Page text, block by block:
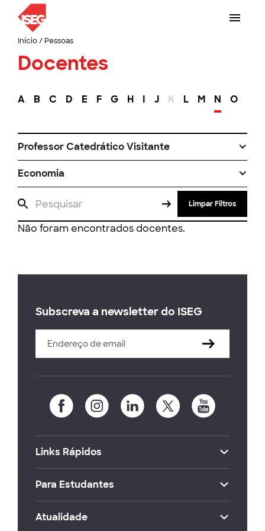
Início/ Pessoas
Docentes
A B C D E F G H I J K L M N O
Professor Catedrático Visitante
Economia
Limpar Filtros
Não foram encontrados docentes.
Subscreva a newsletter do ISEG
Links Rápidos
Para Estudantes
Atualidade